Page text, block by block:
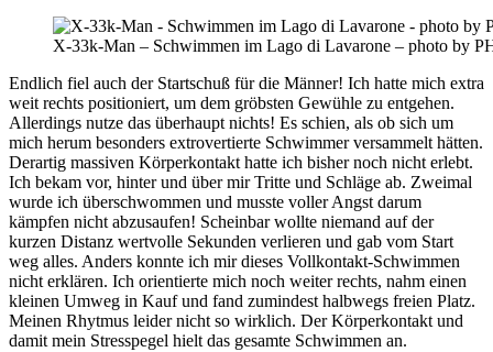
X-33k-Man – Schwimmen im Lago di Lavarone – photo
Endlich fiel auch der Startschuß für die Männer! Ich hatte mich extra
weit rechts positioniert, um dem gröbsten Gewühle zu entgehen.
Allerdings nutze das überhaupt nichts! Es schien, als ob sich um
mich herum besonders extrovertierte Schwimmer versammelt hätten.
Derartig massiven Körperkontakt hatte ich bisher noch nicht erlebt.
Ich bekam vor, hinter und über mir Tritte und Schläge ab. Zweimal
wurde ich überschwommen und musste voller Angst darum
kämpfen nicht abzusaufen! Scheinbar wollte niemand auf der
kurzen Distanz wertvolle Sekunden verlieren und gab vom Start
weg alles. Anders konnte ich mir dieses Vollkontakt-Schwimmen
nicht erklären. Ich orientierte mich noch weiter rechts, nahm einen
kleinen Umweg in Kauf und fand zumindest halbwegs freien Platz.
Meinen Rhytmus leider nicht so wirklich. Der Körperkontakt und
damit mein Stresspegel hielt das gesamte Schwimmen an.